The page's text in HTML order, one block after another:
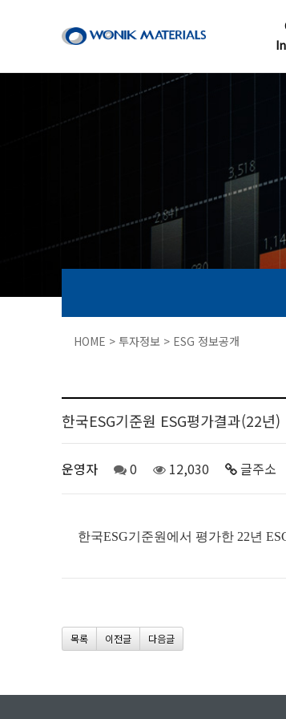
HOME > 투자정보 > ESG 정보공개
한국ESG기준원 ESG평가결과(22년)
운영자 0 12,030 글주소
한국ESG기준원에서 평가한 22년
목록 이전글 다음글